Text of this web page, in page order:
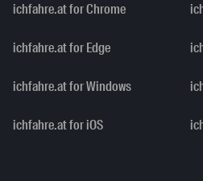
ichfahre.at for Chrome
ichfahre.at for Edge
ichfahre.at for Windows
ichfahre.at for iOS